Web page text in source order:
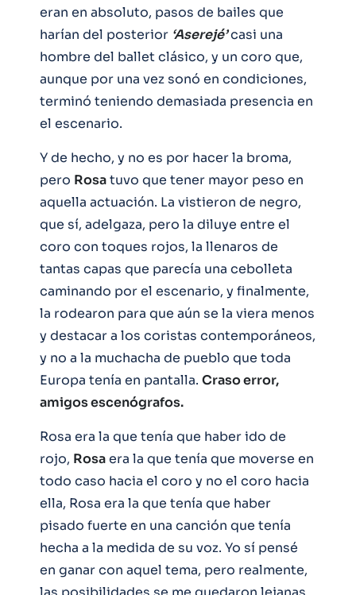
eran en absoluto, pasos de bailes que
harían del posterior ‘Aserejé’casi una
hombre del ballet clásico, y un coro que,
aunque por una vez sonó en condiciones,
terminó teniendo demasiada presencia en
el escenario.
Y de hecho, y no es por hacer la broma,
pero Rosatuvo que tener mayor peso en
aquella actuación. La vistieron de negro,
que sí, adelgaza, pero la diluye entre el
coro con toques rojos, la llenaros de
tantas capas que parecía una cebolleta
caminando por el escenario, y finalmente,
la rodearon para que aún se la viera menos
y destacar a los coristas contemporáneos,
y no a la muchacha de pueblo que toda
Europa tenía en pantalla. Craso error,
amigos escenógrafos.
Rosa era la que tenía que haber ido de
rojo, Rosaera la que tenía que moverse en
todo caso hacia el coro y no el coro hacia
ella, Rosa era la que tenía que haber
pisado fuerte en una canción que tenía
hecha a la medida de su voz. Yo sí pensé
en ganar con aquel tema, pero realmente,